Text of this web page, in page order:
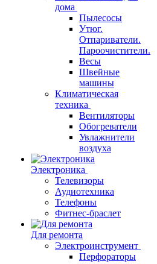
дома
Пылесосы
Утюг.
Отпариватели.
Пароочистители.
Весы
Швейные
машины
Климатическая
техника
Вентиляторы
Обогреватели
Увлажнители
воздуха
Электроника
Телевизоры
Аудиотехника
Телефоны
Фитнес-браслет
Для ремонта
Электроинструмент
Перфораторы